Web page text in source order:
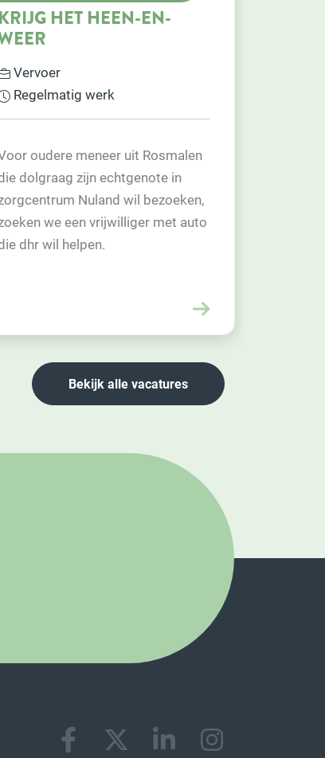
GASTMENS HUISKAMER
'ONS STEKSKE'
Gastmens
Regelmatig werk
"Ik krijg zoveel terug: een glimlach
en een mooi gesprek. Iemand die je
bedankt voor de fijne dag. Daar doe
ik het voor." – Vrijwilligster Ons
Stekske. Wil jij dit ook? Kom eens…
Bekijk alle vacatures